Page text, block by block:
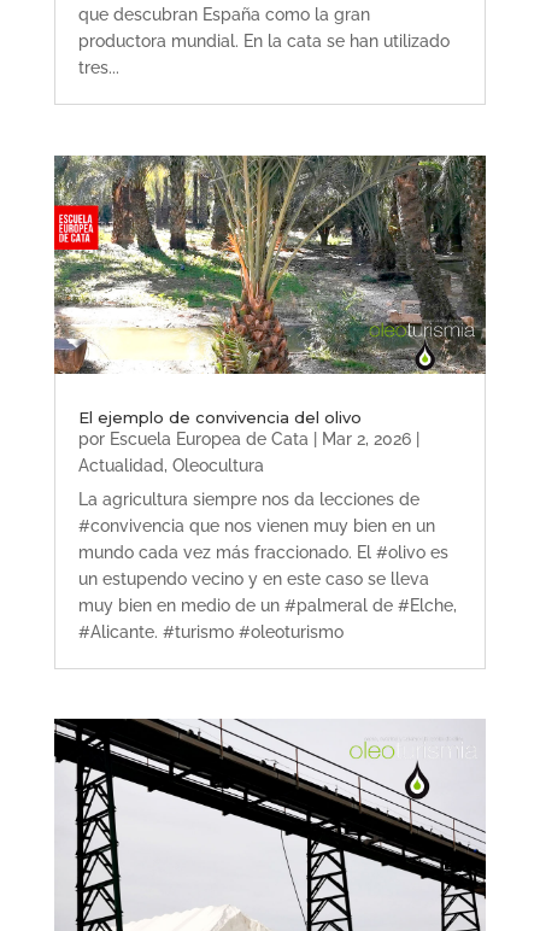
que descubran España como la gran
productora mundial. En la cata se han utilizado
tres...
El ejemplo de convivencia del olivo
por Escuela Europea de Cata Mar 2, 2026|
Actualidad, Oleocultura
La agricultura siempre nos da lecciones de
#convivencia que nos vienen muy bien en un
mundo cada vez más fraccionado. El #olivo es
un estupendo vecino y en este caso se lleva
muy bien en medio de un #palmeral de #Elche,
#Alicante. #turismo #oleoturismo